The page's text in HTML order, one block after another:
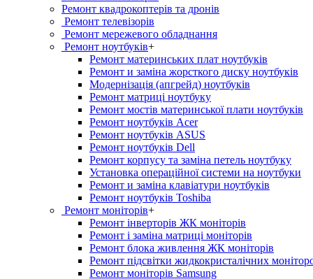
Ремонт квадрокоптерів та дронів
Ремонт телевізорів
Ремонт мережевого обладнання
Ремонт ноутбуків+
Ремонт материнських плат ноутбуків
Ремонт и заміна жорсткого диску ноутбуків
Модернізація (апгрейд) ноутбуків
Ремонт матриці ноутбуку
Ремонт мостів материнської плати ноутбуків
Ремонт ноутбуків Acer
Ремонт ноутбуків ASUS
Ремонт ноутбуків Dell
Ремонт корпусу та заміна петель ноутбуку
Установка операційної системи на ноутбуки
Ремонт и заміна клавіатури ноутбуків
Ремонт ноутбуків Toshiba
Ремонт моніторів+
Ремонт інверторів ЖК моніторів
Ремонт і заміна матриці моніторів
Ремонт блока живлення ЖК моніторів
Ремонт підсвітки жидкокристалічних
Ремонт моніторів Samsung